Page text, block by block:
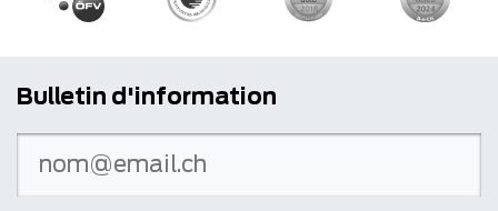
Bulletin d'information